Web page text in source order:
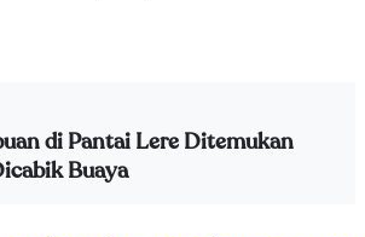
di Pantai Lere Ditemukan
Buaya